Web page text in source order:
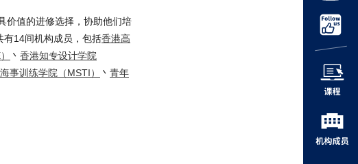
价值的进修选择，协助他们培
有14间机构成员，包括香港高
丶 香港知专设计学院
海事训练学院（MSTI） 丶 青年